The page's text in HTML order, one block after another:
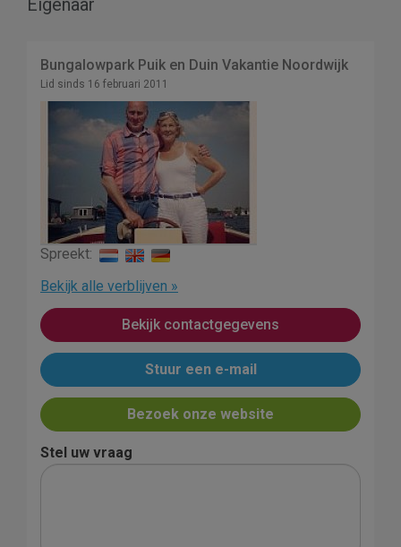
Eigenaar
Bungalowpark Puik en Duin Vakantie Noordwijk
Lid sinds 16 februari 2011
Spreekt:
Bekijk alle verblijven »
Bekijk contactgegevens
Stuur een e-mail
Bezoek onze website
Stel uw vraag